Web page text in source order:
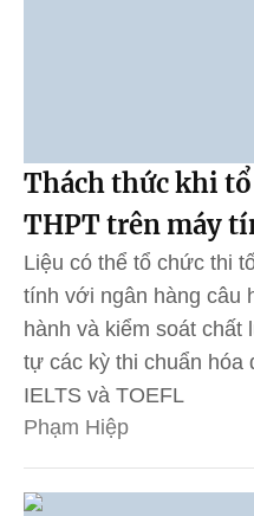
Thách thức khi
THPT trên máy
Liệu có thể tổ chức thi
tính với ngân hàng câu
hành và kiểm soát
tự các kỳ thi chuẩn hóa
IELTS và TOEFL
Phạm Hiệp